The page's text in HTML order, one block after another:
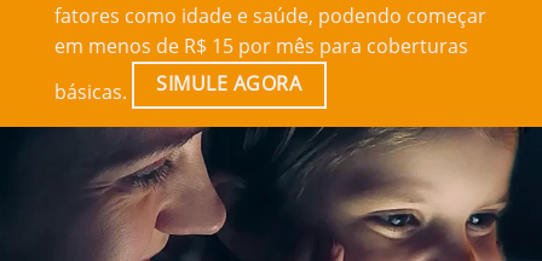
fatores como idade e saúde, podendo começar
em menos de R$ 15 por mês para coberturas
básicas.
SIMULE AGORA